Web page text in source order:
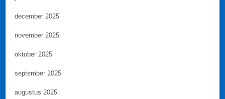
december 2025
november 2025
oktober 2025
september 2025
augustus 2025